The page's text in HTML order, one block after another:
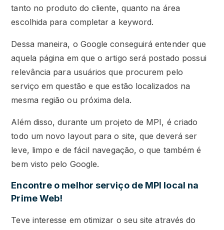
tanto no produto do cliente, quanto na área
escolhida para completar a keyword.
Dessa maneira, o Google conseguirá entender que
aquela página em que o artigo será postado possui
relevância para usuários que procurem pelo
serviço em questão e que estão localizados na
mesma região ou próxima dela.
Além disso, durante um projeto de MPI, é criado
todo um novo layout para o site, que deverá ser
leve, limpo e de fácil navegação, o que também é
bem visto pelo Google.
Encontre o melhor serviço de MPI local na
Prime Web!
Teve interesse em otimizar o seu site através do